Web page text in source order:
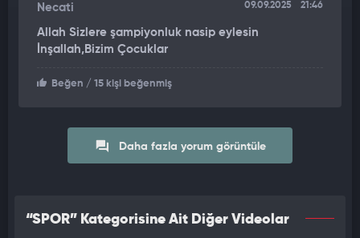
Necati 09.09.2025 21:46
Allah Sizlere şampiyonluk nasip eylesin
İnşallah,Bizim Çocuklar
Beğen / 15 kişi beğenmiş
Daha fazla yorum görüntüle
“SPOR” Kategorisine Ait Diğer Videolar